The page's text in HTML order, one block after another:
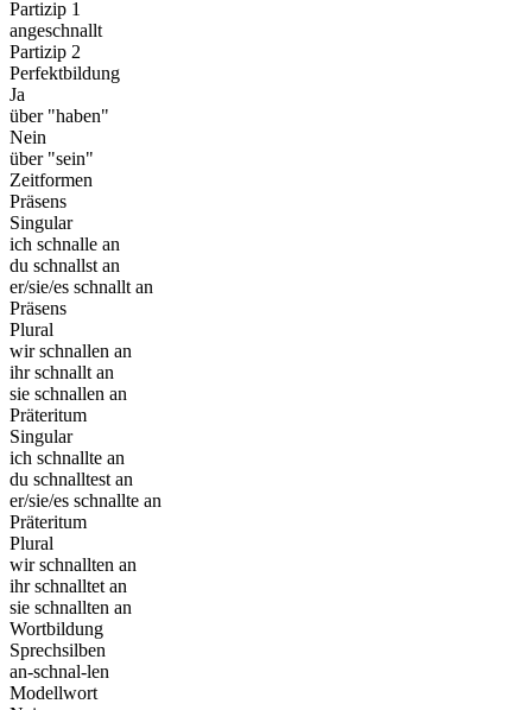
Partizip 1
angeschnallt
Partizip 2
Perfektbildung
Ja
über "haben"
Nein
über "sein"
Zeitformen
Präsens
Singular
ich schnalle an
du schnallst an
er/sie/es schnallt an
Präsens
Plural
wir schnallen an
ihr schnallt an
sie schnallen an
Präteritum
Singular
ich schnallte an
du schnalltest an
er/sie/es schnallte an
Präteritum
Plural
wir schnallten an
ihr schnalltet an
sie schnallten an
Wortbildung
Sprechsilben
an-schnal-len
Modellwort